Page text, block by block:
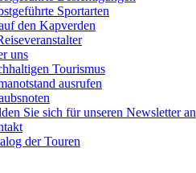
Sportarten
den Kapverden
uns
Tourismus
ausrufen
Sie sich für unseren Newsletter an
der Touren